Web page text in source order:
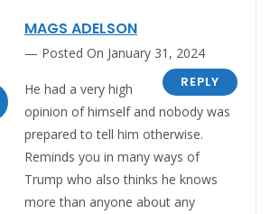
MAGS ADELSON
Posted On January 31, 2024
REPLY
He had a very high
opinion of himself and nobody was
prepared to tell him otherwise.
Reminds you in many ways of
Trump who also thinks he knows
more than anyone about any